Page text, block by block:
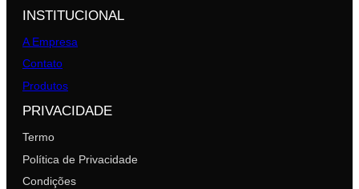
INSTITUCIONAL
A Empresa
Contato
Produtos
PRIVACIDADE
Termo
Política de Privacidade
Condições